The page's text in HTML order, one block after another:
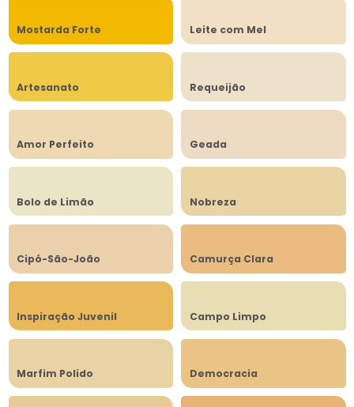
Mostarda Forte Leite com Mel
Artesanato Requeijão
Amor Perfeito Geada
Bolo de Limão Nobreza
Cipó-São-João Camurça Clara
Inspiração Juvenil Campo Limpo
Marfim Polido Democracia